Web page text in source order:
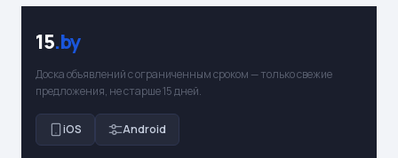
15.by
Доска объявлений с ограниченным сроком — только свежие
предложения, не старше 15 дней.
iOS Android